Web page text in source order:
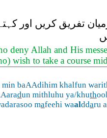
تفریق کریں اور
deny Allah and His
wish to take a course
min baAAdihim khalfun
dun mithluhu ya/khuth
mafeehi waalddaru